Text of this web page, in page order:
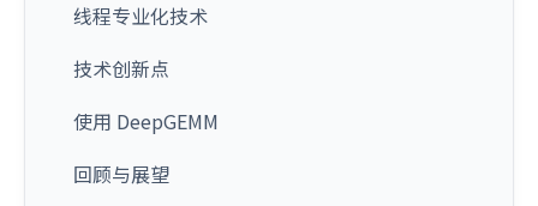
线程专业化技术
技术创新点
使用 DeepGEMM
回顾与展望